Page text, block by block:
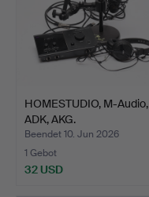
HOMESTUDIO, M-Audio,
ADK, AKG.
Beendet 10. Jun 2026
1 Gebot
32 USD